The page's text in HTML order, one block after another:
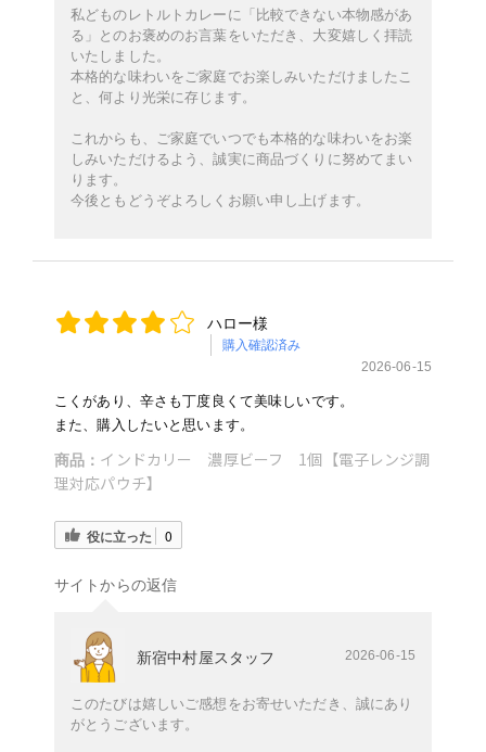
私どものレトルトカレーに「比較できない本物感があ
る」とのお褒めのお言葉をいただき、大変嬉しく拝読
いたしました。
本格的な味わいをご家庭でお楽しみいただけましたこ
と、何より光栄に存じます。
これからも、ご家庭でいつでも本格的な味わいをお楽
しみいただけるよう、誠実に商品づくりに努めてまい
ります。
今後ともどうぞよろしくお願い申し上げます。
ハロー様
購入確認済み
2026-06-15
こくがあり、辛さも丁度良くて美味しいです。
また、購入したいと思います。
商品： インドカリー 濃厚ビーフ 1個【電子レンジ調
理対応パウチ】
役に立った 0
サイトからの返信
新宿中村屋スタッフ 2026-06-15
このたびは嬉しいご感想をお寄せいただき、誠にあり
がとうございます。